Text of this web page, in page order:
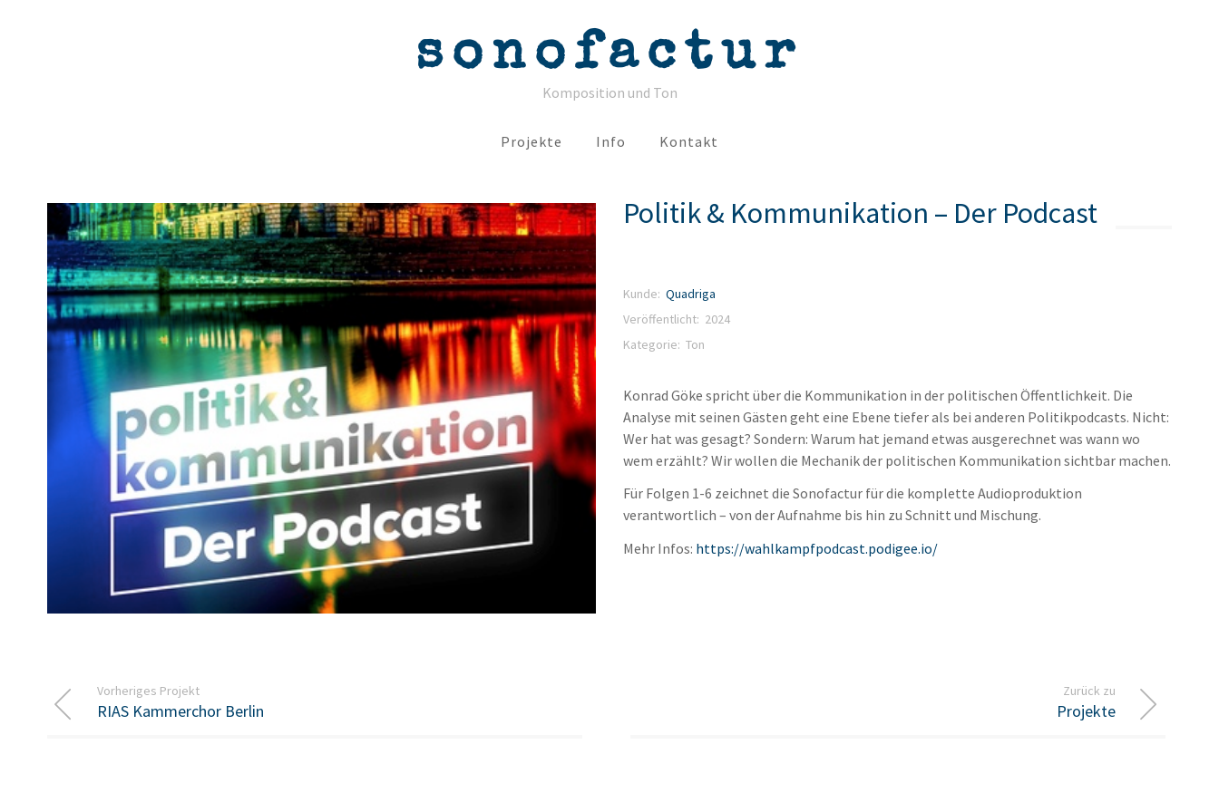
sonofactur
Komposition und Ton
Projekte Info Kontakt
Politik & Kommunikation – Der Podcast
Kunde: Quadriga
Veröffentlicht: 2024
Kategorie: Ton
Konrad Göke spricht über die Kommunikation in der politischen Öffentlichkeit. Die
Analyse mit seinen Gästen geht eine Ebene tiefer als bei anderen Politikpodcasts. Nicht:
Wer hat was gesagt? Sondern: Warum hat jemand etwas ausgerechnet was wann wo
wem erzählt? Wir wollen die Mechanik der politischen Kommunikation sichtbar machen.
Für Folgen 1-6 zeichnet die Sonofactur für die komplette Audioproduktion
verantwortlich – von der Aufnahme bis hin zu Schnitt und Mischung.
Mehr Infos: https://wahlkampfpodcast.podigee.io/
Vorheriges Projekt
RIAS Kammerchor Berlin
Zurück zu
Projekte